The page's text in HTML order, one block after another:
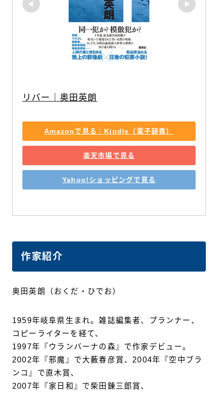
リバー｜奥田英朗
Amazonで見る｜Kindle（電子辞書）
楽天市場で見る
Yahoo!ショッピングで見る
作家紹介
奥田英朗（おくだ・ひでお）
1959年岐阜県生まれ。雑誌編集者、プランナー、
コピーライターを経て、
1997年『ウランバーナの森』で作家デビュー。
2002年『邪魔』で大藪春彦賞、2004年『空中ブラ
ンコ』で直木賞、
2007年『家日和』で柴田錬三郎賞、